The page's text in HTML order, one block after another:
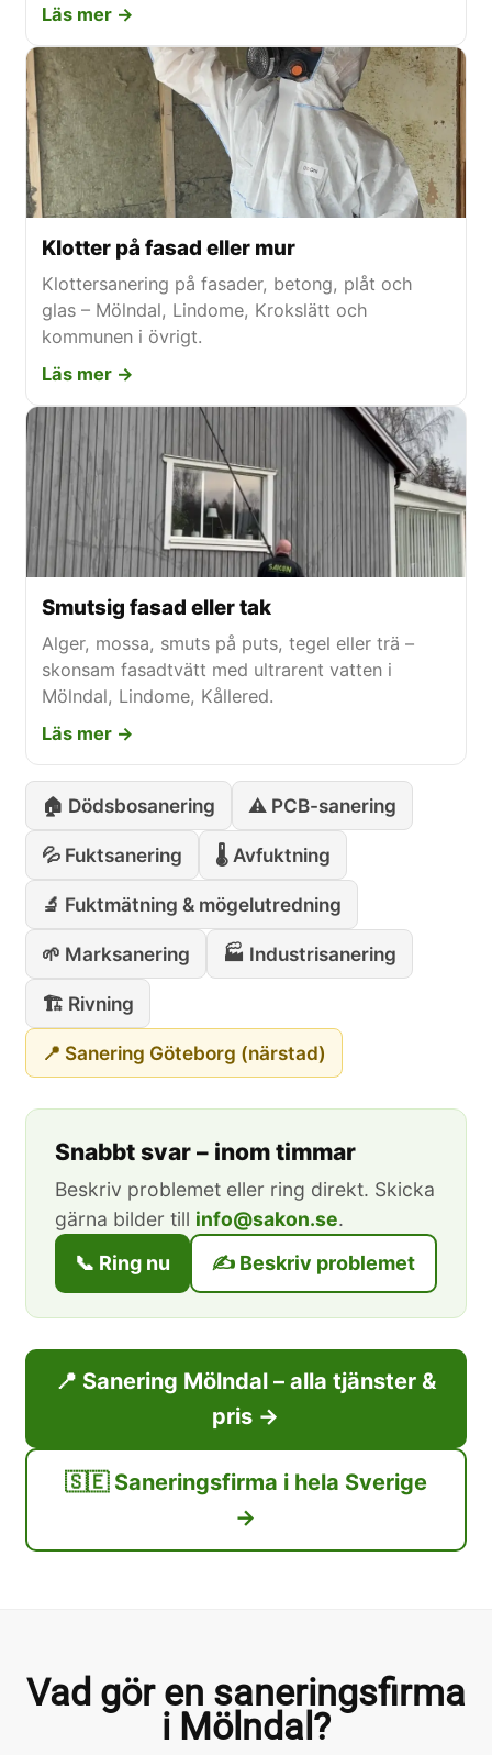
Läs mer →
Klotter på fasad eller mur
Klottersanering på fasader, betong, plåt och
glas – Mölndal, Lindome, Krokslätt och
kommunen i övrigt.
Läs mer →
Smutsig fasad eller tak
Alger, mossa, smuts på puts, tegel eller trä –
skonsam fasadtvätt med ultrarent vatten i
Mölndal, Lindome, Kållered.
Läs mer →
🏠 Dödsbosanering ⚠️ PCB-sanering
💦 Fuktsanering 🌡️ Avfuktning
🔬 Fuktmätning & mögelutredning
🌱 Marksanering 🏭 Industrisanering
🏗️ Rivning
📍 Sanering Göteborg (närstad)
Snabbt svar – inom timmar
Beskriv problemet eller ring direkt. Skicka
gärna bilder till info@sakon.se.
📞 Ring nu
✍️ Beskriv problemet
📍 Sanering Mölndal – alla tjänster &
pris →
🇸🇪 Saneringsfirma i hela Sverige
→
Vad gör en saneringsfirma
i Mölndal?